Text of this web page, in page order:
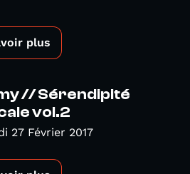
plus
// Sérendipité
vol.2
27 Février 2017